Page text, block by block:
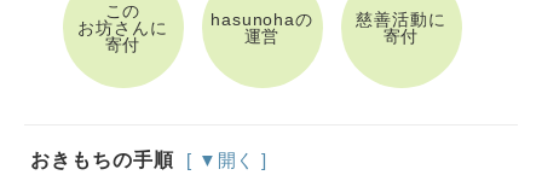
この
お坊さんに
寄付
hasunohaの
運営
慈善活動に
寄付
おきもちの手順 [ ▼開く ]